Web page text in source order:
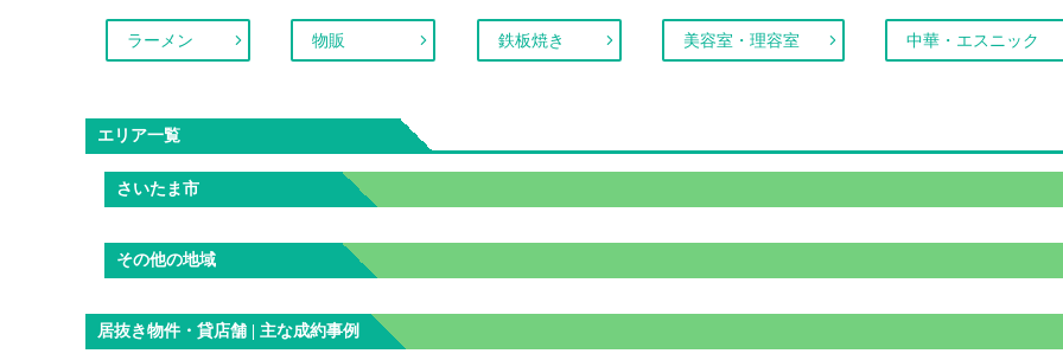
ラーメン 物販 鉄板焼き 美容室・理容室 中華・エスニック
エリア一覧
さいたま市
その他の地域
居抜き物件・貸店舗 | 主な成約事例